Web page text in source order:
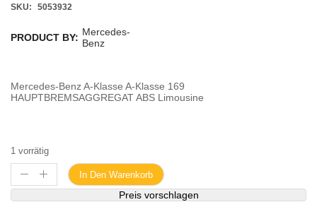
SKU: 5053932
PRODUCT BY: Mercedes-
Benz
Mercedes-Benz A-Klasse A-Klasse 169
HAUPTBREMSAGGREGAT ABS Limousine
1 vorrätig
In Den Warenkorb
Preis vorschlagen